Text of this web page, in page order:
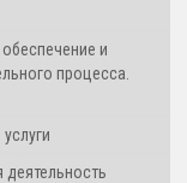
и
процесса.